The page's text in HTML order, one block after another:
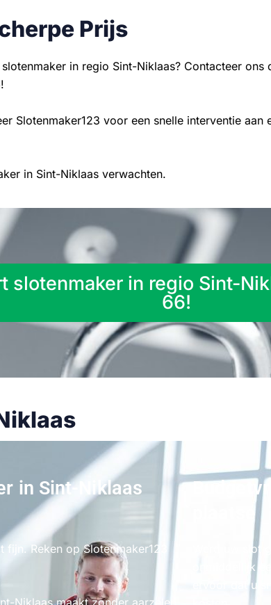
Prijs
in regio Sint-Niklaas? Contacteer ons
Slotenmaker123 voor een snelle interventie aan
in Sint-Niklaas verwachten.
slotenmaker in regio Sint-
66!
in Sint-Niklaas
Reken op Slotenmaker123
plaatse
Werd uw slot
onmiddellijk
ervoor dat u